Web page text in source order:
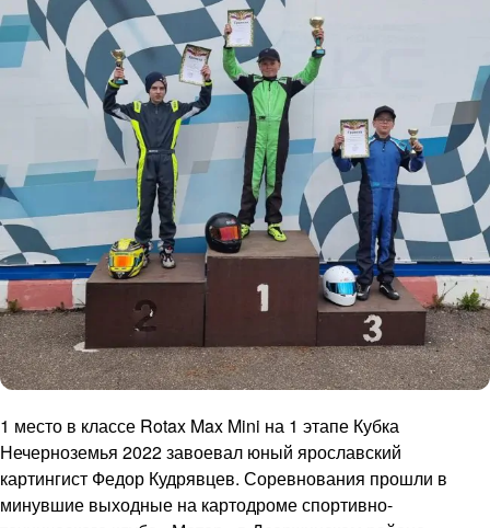
1 место в классе Rotax Max Mini на 1 этапе Кубка
Нечерноземья 2022 завоевал юный ярославский
картингист Федор Кудрявцев. Соревнования прошли в
минувшие выходные на картодроме спортивно-